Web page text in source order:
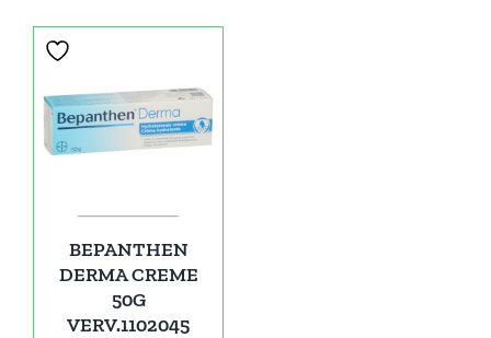
BEPANTHEN
DERMA CREME
50G
VERV.1102045